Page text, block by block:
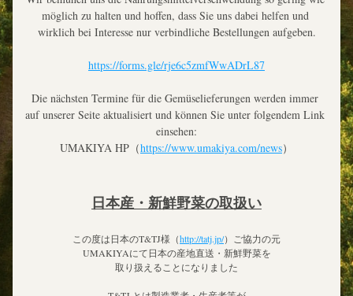
möglich zu halten und hoffen, dass Sie uns dabei helfen und
wirklich bei Interesse nur verbindliche Bestellungen aufgeben.
https://forms.gle/rje6c5zmfWwADrL87
Die nächsten Termine für die Gemüselieferungen werden immer
auf unserer Seite aktualisiert und können Sie unter folgendem Link
einsehen:
UMAKIYA HP（https://www.umakiya.com/news）
日本産・新鮮野菜の取扱い
この度は日本のT&TJ様（http://tatj.jp/）ご協力の元
UMAKIYAにて日本の産地直送・新鮮野菜を
取り扱えることになりました